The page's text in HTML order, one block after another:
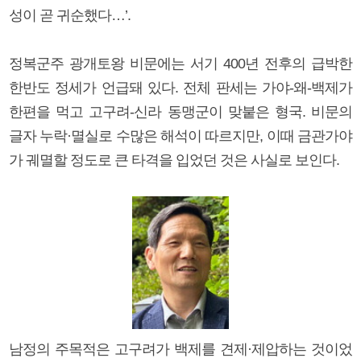
성이 곧 귀순했다…’.
정복군주 광개토왕 비문에는 서기 400년 전후의 급박한
한반도 정세가 언급돼 있다. 전체 판세는 가야-왜-백제가
한편을 먹고 고구려-신라 동맹군이 맞붙은 형국. 비문의
글자 누락·멸실로 수많은 해석이 따르지만, 이때 금관가야
가 궤멸할 정도로 큰 타격을 입었던 것은 사실로 보인다.
남정의 주목적은 고구려가 백제를 견제·제압하는 것이었